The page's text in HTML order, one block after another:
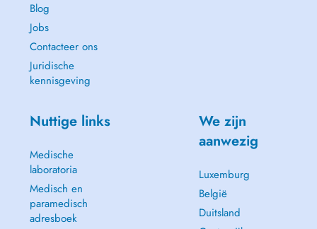
Blog
Jobs
Contacteer ons
Juridische
kennisgeving
Nuttige links
Medische
laboratoria
Medisch en
paramedisch
adresboek
We zijn
aanwezig
Luxemburg
België
Duitsland